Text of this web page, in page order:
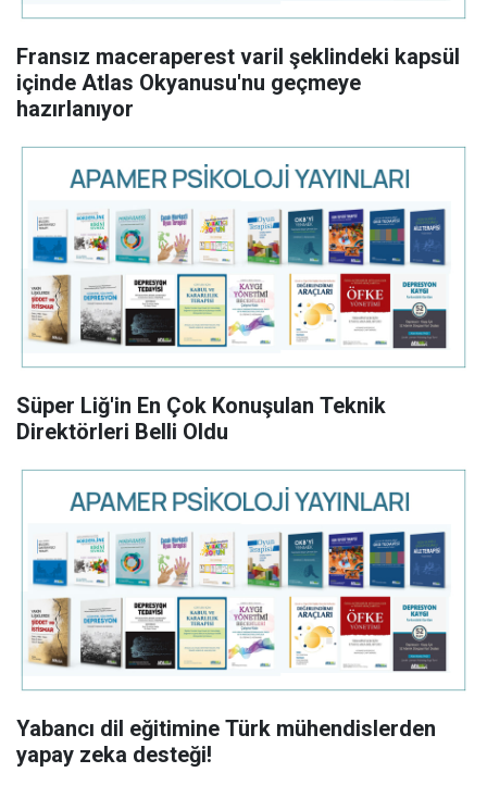
Fransız maceraperest varil şeklindeki kapsül
içinde Atlas Okyanusu'nu geçmeye
hazırlanıyor
Süper Liğ'in En Çok Konuşulan Teknik
Direktörleri Belli Oldu
Yabancı dil eğitimine Türk mühendislerden
yapay zeka desteği!